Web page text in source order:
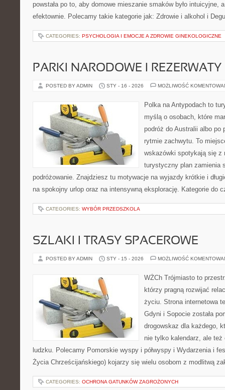
powstała po to, aby domowe mieszanie smaków było intuicyjne,
efektownie. Polecamy takie kategorie jak: Zdrowie i alkohol i
CATEGORIES: PSYCHOLOGIA I EMOCJE A ZDROWIE GINEKOLOGICZNE
PARKI NARODOWE I
POSTED BY ADMIN STY - 16 - 2026 MOŻLIWOŚĆ
Polka na Antypodach to
myślą o osobach, które
podróż do Australii albo po
rytmie zachwytu. To
wskazówki spotykają się z
turystyczny plan zamienia
podróżowanie. Znajdziesz tu motywacje na wyjazdy krótkie i
na spokojny urlop oraz na intensywną eksplorację. Kategorie do
CATEGORIES: WYBÓR PRZEDSZKOLA
SZLAKI I TRASY SPACEROWE
POSTED BY ADMIN STY - 15 - 2026 MOŻLIWOŚĆ
WŻCh Trójmiasto to
którzy pragną rozwijać
życiu. Strona internetowa
Gdyni i Sopocie została
drogowskaz dla każdego,
nie tylko kalendarz, ale
ludzku. Polecamy Pomorskie wyspy i półwyspy i Wydarzenia i
Życia Chrześcijańskiego) kojarzy się wielu osobom z modlitwą
CATEGORIES: OCHRONA GATUNKÓW ZAGROŻONYCH